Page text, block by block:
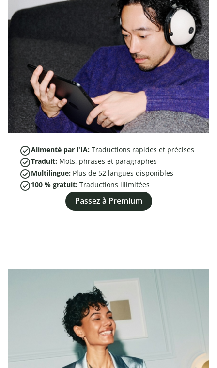
Alimenté par l'IA: Traductions rapides et précises
Traduit: Mots, phrases et paragraphes
Multilingue: Plus de 52 langues disponibles
100 % gratuit: Traductions illimitées
Passez à Premium